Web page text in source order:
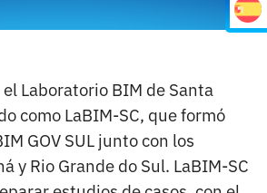
Laboratorio BIM de Santa
como LaBIM-SC, que formó
GOV SUL junto con los
y Rio Grande do Sul. LaBIM-SC